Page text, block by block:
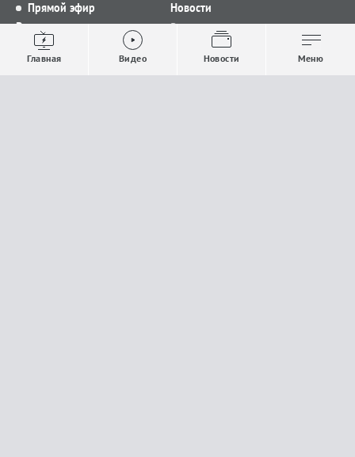
Прямой эфир
Видео
Выпуски новостей
Проекты
Новости
Все новости
Общество
Строительство и ЖКХ
Главная Видео Новости Меню